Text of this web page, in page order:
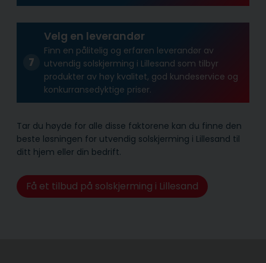
Velg en leverandør
Finn en pålitelig og erfaren leverandør av
utvendig solskjerming i Lillesand som tilbyr
produkter av høy kvalitet, god kundeservice og
konkurransedyktige priser.
Tar du høyde for alle disse faktorene kan du finne den
beste løsningen for utvendig solskjerming i Lillesand til
ditt hjem eller din bedrift.
Få et tilbud på solskjerming i Lillesand